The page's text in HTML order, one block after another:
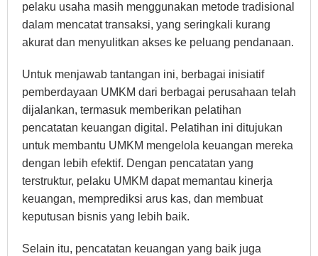
pelaku usaha masih menggunakan metode tradisional
dalam mencatat transaksi, yang seringkali kurang
akurat dan menyulitkan akses ke peluang pendanaan.
Untuk menjawab tantangan ini, berbagai inisiatif
pemberdayaan UMKM dari berbagai perusahaan telah
dijalankan, termasuk memberikan pelatihan
pencatatan keuangan digital. Pelatihan ini ditujukan
untuk membantu UMKM mengelola keuangan mereka
dengan lebih efektif. Dengan pencatatan yang
terstruktur, pelaku UMKM dapat memantau kinerja
keuangan, memprediksi arus kas, dan membuat
keputusan bisnis yang lebih baik.
Selain itu, pencatatan keuangan yang baik juga